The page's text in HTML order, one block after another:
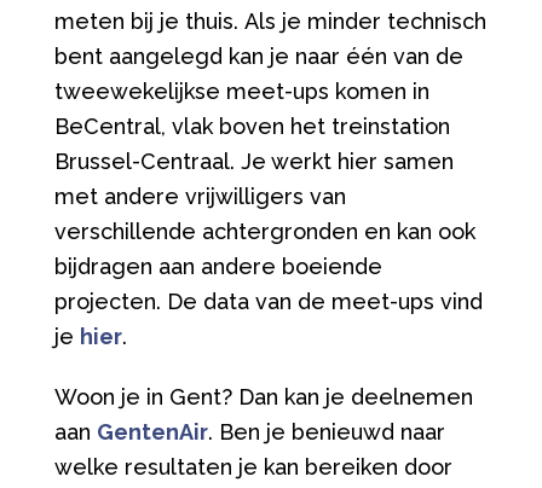
meten bij je thuis. Als je minder technisch
bent aangelegd kan je naar één van de
tweewekelijkse meet-ups komen in
BeCentral, vlak boven het treinstation
Brussel-Centraal. Je werkt hier samen
met andere vrijwilligers van
verschillende achtergronden en kan ook
bijdragen aan andere boeiende
projecten. De data van de meet-ups vind
je hier.
Woon je in Gent? Dan kan je deelnemen
aan GentenAir. Ben je benieuwd naar
welke resultaten je kan bereiken door